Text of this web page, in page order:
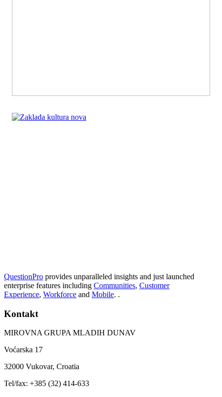
QuestionPro provides unparalleled insights and just launched
enterprise features including Communities, Customer
Experience, Workforce and Mobile. .
Kontakt
MIROVNA GRUPA MLADIH DUNAV
Voćarska 17
32000 Vukovar, Croatia
Tel/fax: +385 (32) 414-633